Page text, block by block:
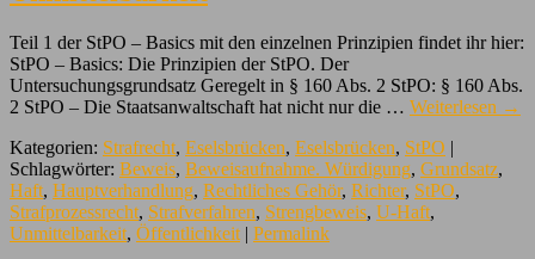
Teil 1 der StPO – Basics mit den einzelnen Prinzipien findet ihr hier:
StPO – Basics: Die Prinzipien der StPO. Der
Untersuchungsgrundsatz Geregelt in § 160 Abs. 2 StPO: § 160 Abs.
2 StPO – Die Staatsanwaltschaft hat nicht nur die … Weiterlesen →
Kategorien: Strafrecht, Eselsbrücken, Eselsbrücken, StPO |
Schlagwörter: Beweis, Beweisaufnahme. Würdigung, Grundsatz,
Haft, Hauptverhandlung, Rechtliches Gehör, Richter, StPO,
Strafprozessrecht, Strafverfahren, Strengbeweis, U-Haft,
Unmittelbarkeit, Öffentlichkeit | Permalink